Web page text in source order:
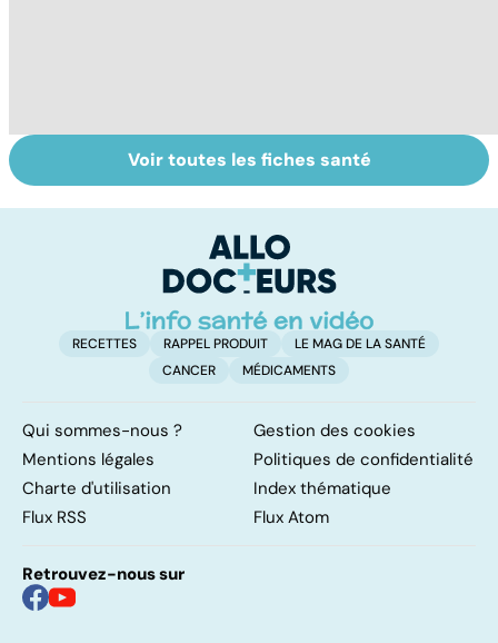
osseuse : des
Le tramadol, un
médicament à
Voir toutes les fiches santé
RECETTES RAPPEL PRODUIT
LE MAG DE LA SANTÉ
CANCER
MÉDICAMENTS
Qui sommes-nous ?
Gestion des cookies
Mentions légales
Politiques de confidentialité
Charte d'utilisation
Index thématique
Flux RSS
Flux Atom
Retrouvez-nous sur